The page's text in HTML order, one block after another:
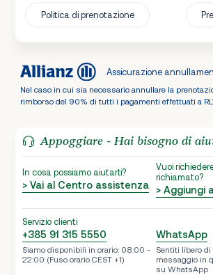
Politica di prenotazione
Assicurazione
Nel caso in cui sia necessario annullare la
rimborso del 90% di tutti i pagamenti effettuati a
Appoggiare - Hai bisogno di
In cosa possiamo aiutarti?
> Vai al Centro assistenza
Vuoi
richiamato?
> Aggiungi
Servizio clienti
+385 91 315 5550
Siamo disponibili in orario: 08:00 -
22:00 (Fuso orario CEST +1)
WhatsApp
Sentiti libero
messaggio in
su WhatsApp